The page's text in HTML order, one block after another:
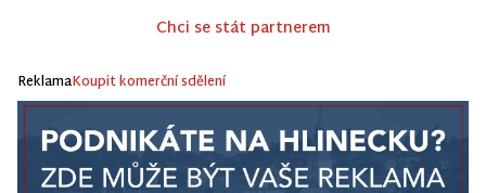
Chci se stát partnerem
ReklamaKoupit komerční sdělení